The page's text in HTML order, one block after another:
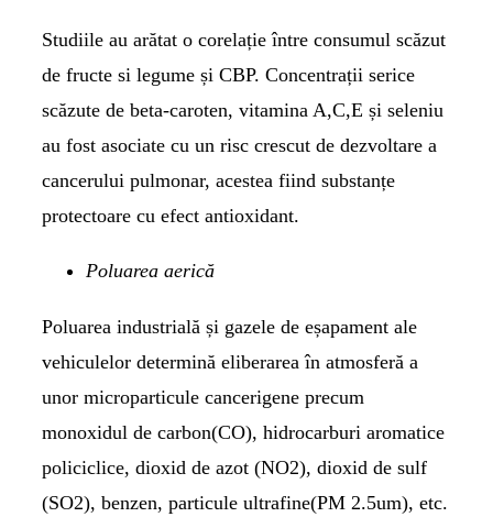
Studiile au arătat o corelație între consumul scăzut
de fructe si legume și CBP. Concentrații serice
scăzute de beta-caroten, vitamina A,C,E și seleniu
au fost asociate cu un risc crescut de dezvoltare a
cancerului pulmonar, acestea fiind substanțe
protectoare cu efect antioxidant.
Poluarea aerică
Poluarea industrială și gazele de eșapament ale
vehiculelor determină eliberarea în atmosferă a
unor microparticule cancerigene precum
monoxidul de carbon(CO), hidrocarburi aromatice
policiclice, dioxid de azot (NO2), dioxid de sulf
(SO2), benzen, particule ultrafine(PM 2.5um), etc.